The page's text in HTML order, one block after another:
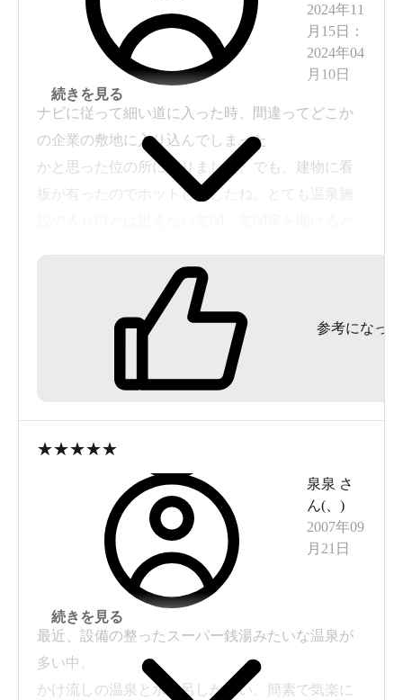
2024年11
月15日
：
2024年04
月10日
ナビに従って細い道に入った時、間違ってどこか
の企業の敷地に入り込んでしまった
かと思った位の所に有りました。でも、建物に看
板が有ったのでホットしましたね。とても温泉施
い。人もいない。間違った所に入ってしまったか
なあ～、と思いながら右に進んで行くと、色紙が
有ったのでちょっと安心。
アテネオリンピック体操団体金メダルの一人のサ
インも有り、芸能人のサインも有った。
色でしたね。
分析表は15年前のものなので変化しているのか
確か左の浴槽が源泉温度47.7度に近い熱目の湯。右
は加水している時もあるようです。舐めてみると
僅かに鉄の味を感じた。塩味は感じなかったと思
う。ヌルスベも無し。
続きを見る
参考になった
★★★★★
泉泉 さ
ん(
)
2007年09
月21日
最近、設備の整ったスーパー銭湯みたいな温泉が
多い中、
かけ流しの温泉と水風呂しかない、簡素で気楽に
続きを見る